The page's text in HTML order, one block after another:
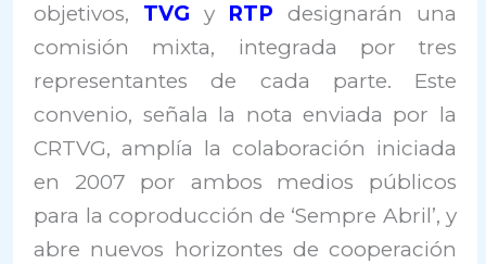
objetivos, TVG y RTP designarán una
comisión mixta, integrada por tres
representantes de cada parte. Este
convenio, señala la nota enviada por la
CRTVG, amplía la colaboración iniciada
en 2007 por ambos medios públicos
para la coproducción de ‘Sempre Abril’, y
abre nuevos horizontes de cooperación